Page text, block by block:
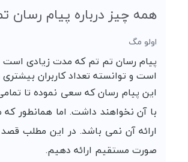
همه چیز درباره پیام رسان
اولو مگ
پیام رسان تم تم که مدت زیادی
است و توانسته تعداد کاربران
این پیام رسان که سعی نموده تا
با آن نخواهند داشت. اما همانطور که
ارائه آن نمی باشد. در این مطلب قصد
صورت مستقیم ارائه دهیم.